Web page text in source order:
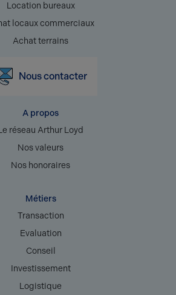
Location bureaux
locaux commerciaux
Achat terrains
Nous contacter
A propos
réseau Arthur Loyd
Nos valeurs
Nos honoraires
Métiers
Transaction
Evaluation
Conseil
Investissement
Logistique